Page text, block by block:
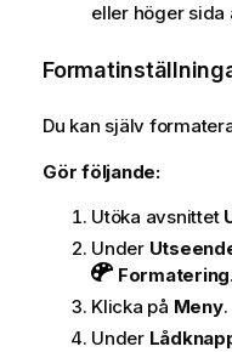
eller höger sida
Du kan själv
Gör följande:
Utöka avsnittet
Under
Formatering.
Klicka på Meny.
Under